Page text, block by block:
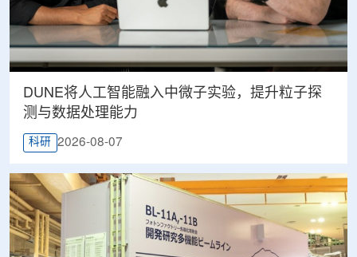
DUNE将人工智能融入中微子实验，提升粒子探
测与数据处理能力
科研 2026-08-07